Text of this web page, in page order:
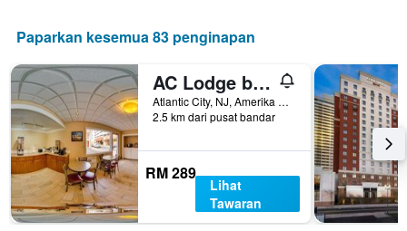
Paparkan kesemua 83 penginapan
AC Lodge by Beach and Boardwalk
Atlantic City, NJ, Amerika Syarikat
2.5 km dari pusat bandar
RM 289
Lihat
Tawaran